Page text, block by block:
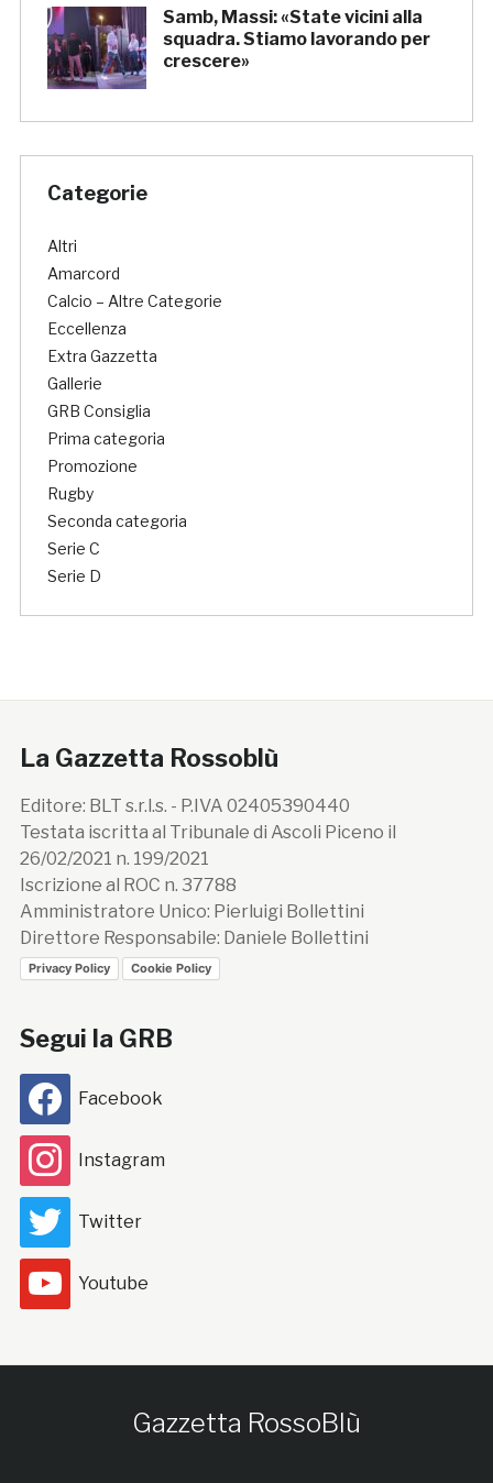
Samb, Massi: «State vicini alla
squadra. Stiamo lavorando per
crescere»
Categorie
Altri
Amarcord
Calcio – Altre Categorie
Eccellenza
Extra Gazzetta
Gallerie
GRB Consiglia
Prima categoria
Promozione
Rugby
Seconda categoria
Serie C
Serie D
La Gazzetta Rossoblù
Editore: BLT s.r.l.s. - P.IVA 02405390440
Testata iscritta al Tribunale di Ascoli Piceno il
26/02/2021 n. 199/2021
Iscrizione al ROC n. 37788
Amministratore Unico: Pierluigi Bollettini
Direttore Responsabile: Daniele Bollettini
Privacy Policy Cookie Policy
Segui la GRB
Facebook
Instagram
Twitter
Youtube
Gazzetta RossoBlù